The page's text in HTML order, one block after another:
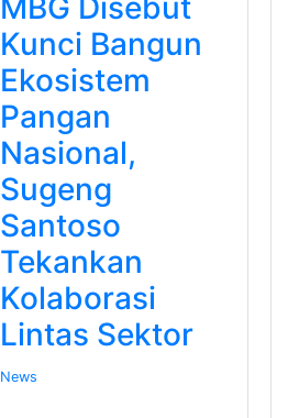
MBG Disebut
Kunci Bangun
Ekosistem
Pangan
Nasional,
Sugeng
Santoso
Tekankan
Kolaborasi
Lintas Sektor
News